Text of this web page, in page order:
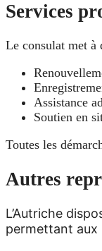
Services
Le consulat met à
Assistance
Soutien en
Toutes les
Autres
L’Autriche
permettant aux